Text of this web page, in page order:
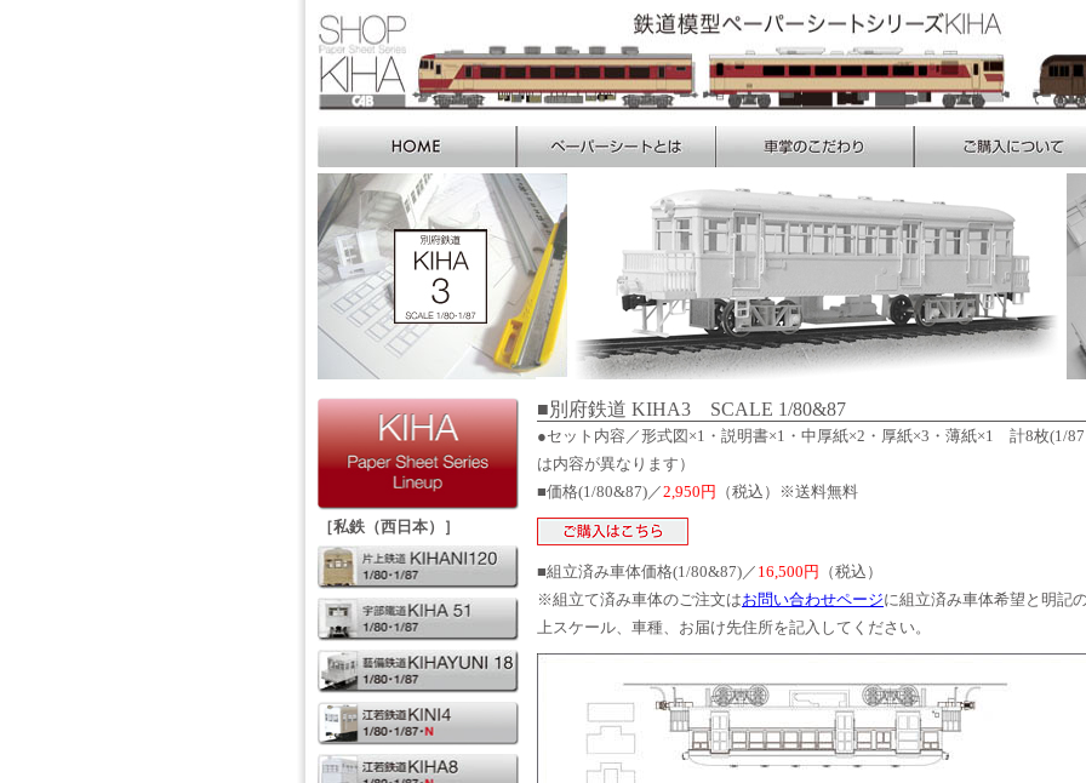
■別府鉄道 KIHA3 SCALE 1/80&87
●セット内容／形式図×1・説明書×1・中厚紙×2・厚紙×3・薄紙×1 計8枚(1/87
は内容が異なります）
■価格(1/80&87)／2,950円 （税込）※送料無料
■組立済み車体価格(1/80&87)／ 16,500円
（税込）
※組立て済み車体のご注文はお問い合わせページに組立済み車体希望と明記
上スケール、車種、お届け先住所を記入してください。
［私鉄（西日本）］